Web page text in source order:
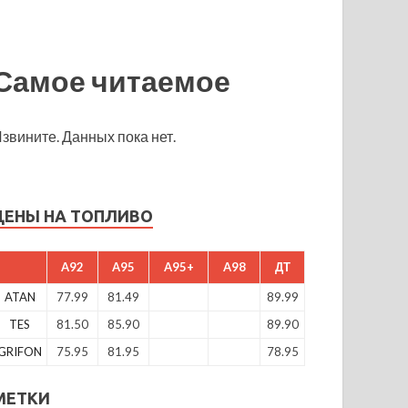
читаемое
Данных пока нет.
НА ТОПЛИВО
A92 A95 A95+ A98 ДТ
ATAN 77.99 81.49
89.99
TES
81.50 85.90
89.90
75.95 81.95 78.95